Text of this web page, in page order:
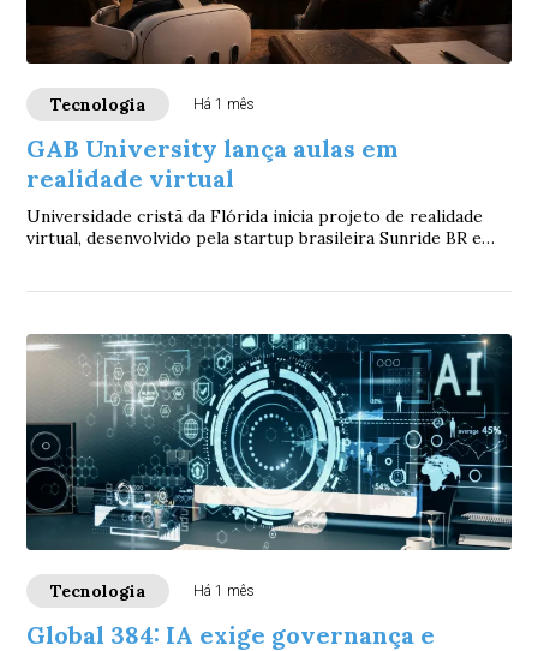
Tecnologia Há 1 mês
GAB University lança aulas em
realidade virtual
Universidade cristã da Flórida inicia projeto de realidade
virtual, desenvolvido pela startup brasileira Sunride BR e
Tecnologia Há 1 mês
Global 384: IA exige governança e